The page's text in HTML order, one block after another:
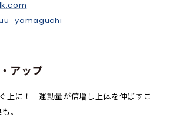
アップ
上に！ 運動量が倍増し上体を伸ばすこ
。